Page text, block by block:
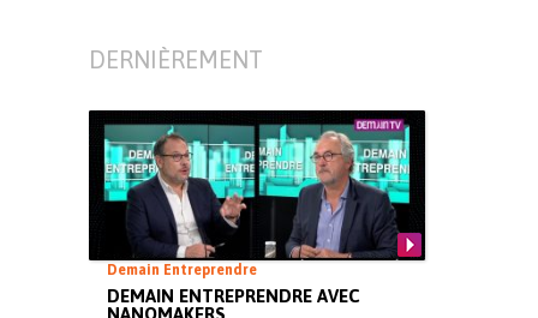
DERNIÈREMENT
Demain Entreprendre
DEMAIN ENTREPRENDRE AVEC
NANOMAKERS